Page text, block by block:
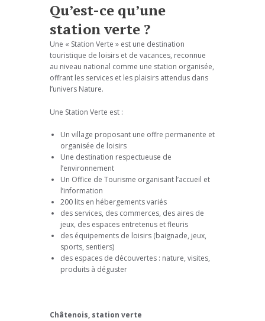
Qu’est-ce qu’une
station verte ?
Une « Station Verte » est une destination
touristique de loisirs et de vacances, reconnue
au niveau national comme une station organisée,
offrant les services et les plaisirs attendus dans
l’univers Nature.
Une Station Verte est :
Un village proposant une offre permanente et
organisée de loisirs
Une destination respectueuse de
l’environnement
Un Office de Tourisme organisant l’accueil et
l’information
200 lits en hébergements variés
des services, des commerces, des aires de
jeux, des espaces entretenus et fleuris
des équipements de loisirs (baignade, jeux,
sports, sentiers)
des espaces de découvertes : nature, visites,
produits à déguster
Châtenois, station verte